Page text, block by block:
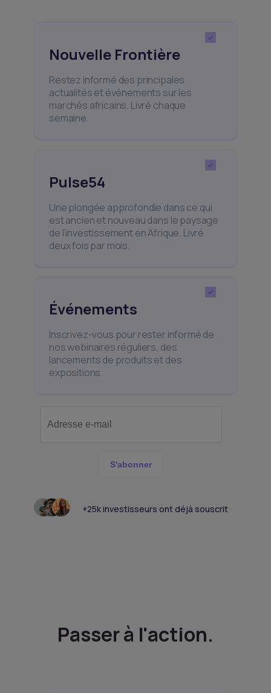
Nouvelle Frontière
Restez informé des principales
actualités et événements sur les
marchés africains. Livré chaque
semaine.
Pulse54
Une plongée approfondie dans ce qui
est ancien et nouveau dans le paysage
de l’investissement en Afrique. Livré
deux fois par mois.
Événements
Inscrivez-vous pour rester informé de
nos webinaires réguliers, des
lancements de produits et des
expositions.
S'abonner
+25k investisseurs ont déjà souscrit
Passer à l'action.